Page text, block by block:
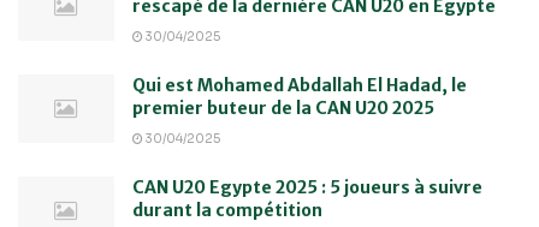
rescapé de la dernière CAN U20 en Egypte
30/04/2025
Qui est Mohamed Abdallah El Hadad, le
premier buteur de la CAN U20 2025
30/04/2025
CAN U20 Egypte 2025 : 5 joueurs à suivre
durant la compétition